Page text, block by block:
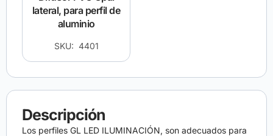
lateral, para perfil de
aluminio
SKU: 4401
Descripción
Los perfiles GL LED ILUMINACIÓN, son adecuados para